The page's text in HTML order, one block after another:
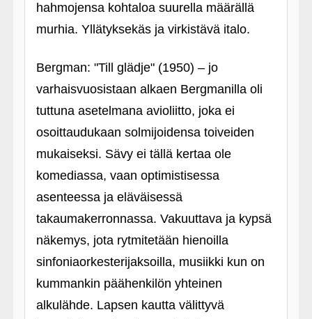
hahmojensa kohtaloa suurella määrällä
murhia. Yllätyksekäs ja virkistävä italo.
Bergman: "Till glädje" (1950) – jo
varhaisvuosistaan alkaen Bergmanilla oli
tuttuna asetelmana avioliitto, joka ei
osoittaudukaan solmijoidensa toiveiden
mukaiseksi. Sävy ei tällä kertaa ole
komediassa, vaan optimistisessa
asenteessa ja eläväisessä
takaumakerronnassa. Vakuuttava ja kypsä
näkemys, jota rytmitetään hienoilla
sinfoniaorkesterijaksoilla, musiikki kun on
kummankin päähenkilön yhteinen
alkulähde. Lapsen kautta välittyvä